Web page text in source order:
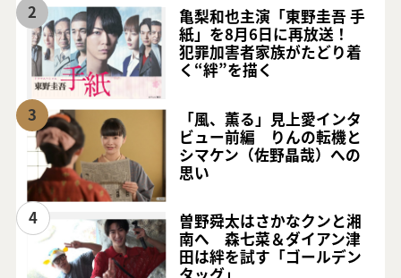
2
亀梨和也主演「東野圭吾 手
紙」を8月6日に再放送！
犯罪加害者家族がたどり着
く“絆”を描く
3
「風、薫る」見上愛インタ
ビュー前編 りんの転機と
シマケン（佐野晶哉）への
思い
4
曽野舜太はさかなクンと湘
南へ 森七菜＆ダイアン津
田は絆を試す「ゴールデン